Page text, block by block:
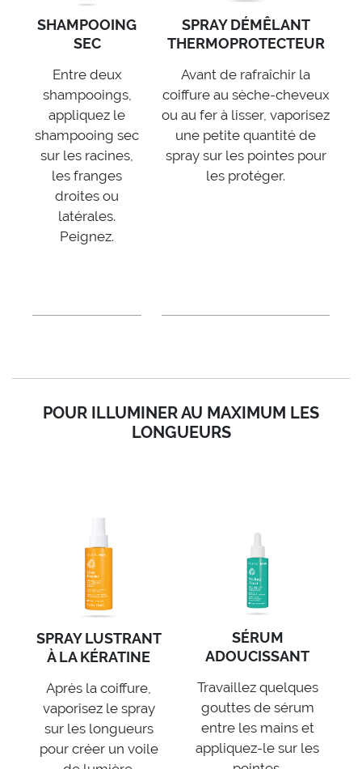
SHAMPOOING
SEC
Entre deux
shampooings,
appliquez le
shampooing sec
sur les racines,
les franges
droites ou
latérales.
Peignez.
SPRAY DÉMÊLANT
THERMOPROTECTEUR
Avant de rafraîchir la
coiffure au sèche-cheveux
ou au fer à lisser, vaporisez
une petite quantité de
spray sur les pointes pour
les protéger.
POUR ILLUMINER AU MAXIMUM LES
LONGUEURS
SPRAY LUSTRANT
À LA KÉRATINE
Après la coiffure,
vaporisez le spray
sur les longueurs
pour créer un voile
SÉRUM
ADOUCISSANT
Travaillez quelques
gouttes de sérum
entre les mains et
appliquez-le sur les